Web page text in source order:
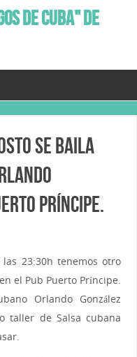
DE CUBA" DE
se baila
Príncipe.
23:30h tenemos otro
el Pub Puerto Príncipe.
Orlando González
taller de Salsa cubana